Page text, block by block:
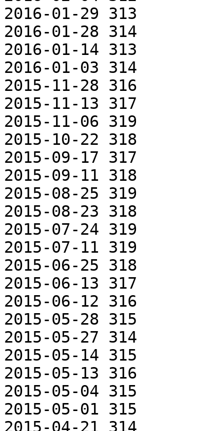
2016-01-29 313
2016-01-28 314
2016-01-14 313
2016-01-03 314
2015-11-28 316
2015-11-13 317
2015-11-06 319
2015-10-22 318
2015-09-17 317
2015-09-11 318
2015-08-25 319
2015-08-23 318
2015-07-24 319
2015-07-11 319
2015-06-25 318
2015-06-13 317
2015-06-12 316
2015-05-28 315
2015-05-27 314
2015-05-14 315
2015-05-13 316
2015-05-04 315
2015-05-01 315
2015-04-21 314